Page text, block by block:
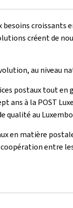
croissants
créent de
au niveau
postaux tout en
ans à la POST
qualité au
matière
entre